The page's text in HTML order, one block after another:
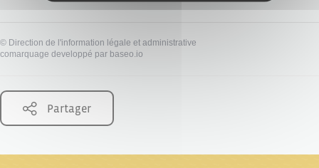
© Direction de l'information légale et administrative
comarquage developpé par baseo.io
Partager